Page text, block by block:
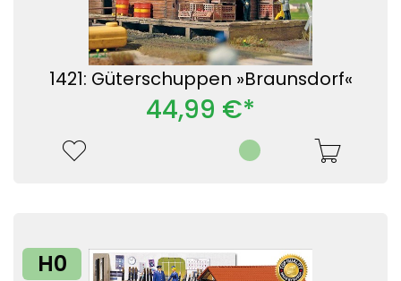
1421: Güterschuppen »Braunsdorf«
44,99 €*
H0